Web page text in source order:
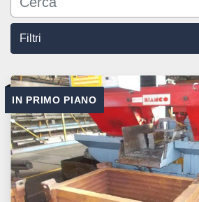
Filtri
Tutte le categorie
Ordina per
IN PRIMO PIANO